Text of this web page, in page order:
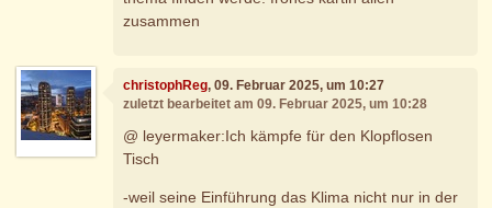
zusammen
christophReg, 09. Februar 2025, um 10:27
zuletzt bearbeitet am 09. Februar 2025, um 10:28
@ leyermaker:Ich kämpfe für den Klopflosen
Tisch
-weil seine Einführung das Klima nicht nur in der